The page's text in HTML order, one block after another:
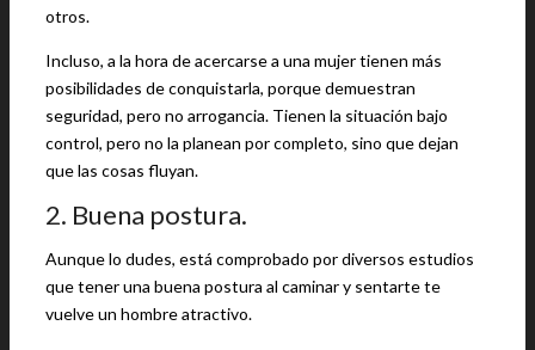
otros.
Incluso, a la hora de acercarse a una mujer tienen más
posibilidades de conquistarla, porque demuestran
seguridad, pero no arrogancia. Tienen la situación bajo
control, pero no la planean por completo, sino que dejan
que las cosas fluyan.
2. Buena postura.
Aunque lo dudes, está comprobado por diversos estudios
que tener una buena postura al caminar y sentarte te
vuelve un hombre atractivo.